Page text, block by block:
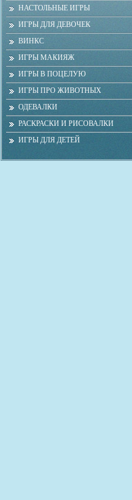
НАСТОЛЬНЫЕ ИГРЫ
ИГРЫ ДЛЯ ДЕВОЧЕК
ВИНКС
ИГРЫ МАКИЯЖ
ИГРЫ В ПОЦЕЛУЮ
ИГРЫ ПРО ЖИВОТНЫХ
ОДЕВАЛКИ
РАСКРАСКИ И РИСОВАЛКИ
ИГРЫ ДЛЯ ДЕТЕЙ